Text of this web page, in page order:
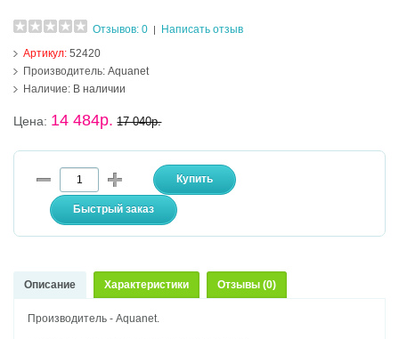
Отзывов: 0
Написать отзыв
Артикул:52420
Производитель: Aquanet
Наличие: В наличии
Цена: 14 484р. 17 040р.
Описание Характеристики Отзывы (0)
Производитель - Aquanet.